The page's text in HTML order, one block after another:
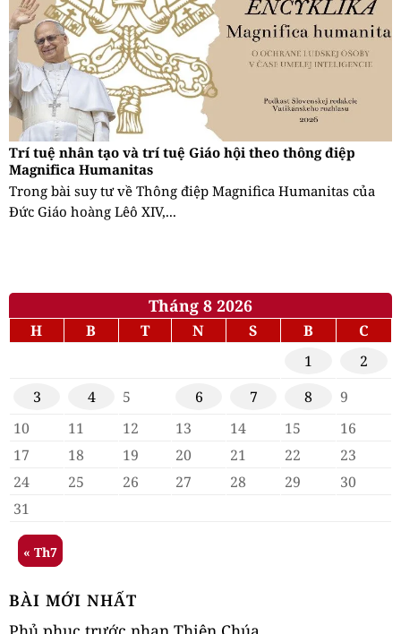
Trí tuệ nhân tạo và trí tuệ Giáo hội theo thông điệp
Magnifica Humanitas
Trong bài suy tư về Thông điệp Magnifica Humanitas của
Đức Giáo hoàng Lêô XIV,...
Tháng 8 2026
H B T N S B
C
1
2
3
4 5 6 7 8
9
10
11 12 13 14 15
16
17
18 19 20 21 22
23
24
25 26 27 28 29
30
31
« Th7
BÀI MỚI NHẤT